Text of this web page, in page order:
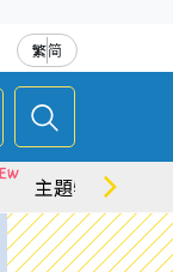
繁简
主題特集